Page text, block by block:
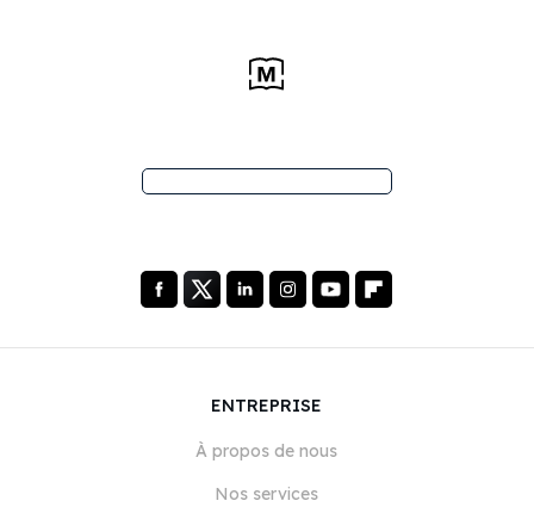
ENTREPRISE
À propos de nous
Nos services